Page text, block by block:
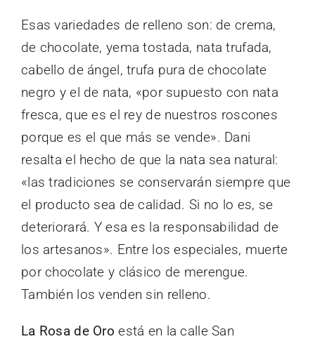
Esas variedades de relleno son: de crema,
de chocolate, yema tostada, nata trufada,
cabello de ángel, trufa pura de chocolate
negro y el de nata, «por supuesto con nata
fresca, que es el rey de nuestros roscones
porque es el que más se vende». Dani
resalta el hecho de que la nata sea natural:
«las tradiciones se conservarán siempre que
el producto sea de calidad. Si no lo es, se
deteriorará. Y esa es la responsabilidad de
los artesanos». Entre los especiales, muerte
por chocolate y clásico de merengue.
También los venden sin relleno.
La Rosa de Oro está en la calle San